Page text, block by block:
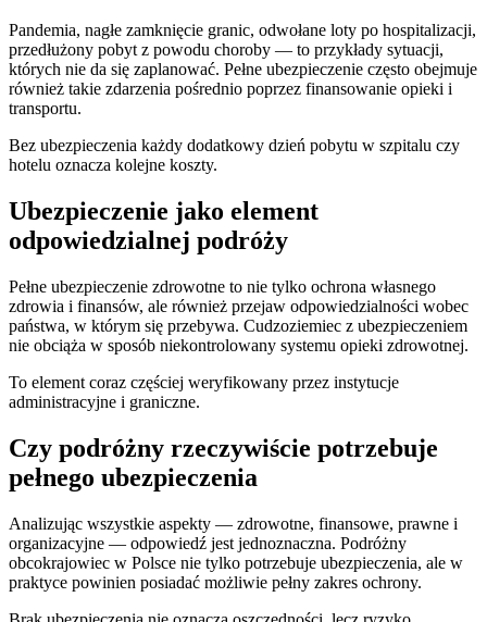
Pandemia, nagłe zamknięcie granic, odwołane loty po hospitalizacji,
przedłużony pobyt z powodu choroby — to przykłady sytuacji,
których nie da się zaplanować. Pełne ubezpieczenie często obejmuje
również takie zdarzenia pośrednio poprzez finansowanie opieki i
transportu.
Bez ubezpieczenia każdy dodatkowy dzień pobytu w szpitalu czy
hotelu oznacza kolejne koszty.
Ubezpieczenie jako element
odpowiedzialnej podróży
Pełne ubezpieczenie zdrowotne to nie tylko ochrona własnego
zdrowia i finansów, ale również przejaw odpowiedzialności wobec
państwa, w którym się przebywa. Cudzoziemiec z ubezpieczeniem
nie obciąża w sposób niekontrolowany systemu opieki zdrowotnej.
To element coraz częściej weryfikowany przez instytucje
administracyjne i graniczne.
Czy podróżny rzeczywiście potrzebuje
pełnego ubezpieczenia
Analizując wszystkie aspekty — zdrowotne, finansowe, prawne i
organizacyjne — odpowiedź jest jednoznaczna. Podróżny
obcokrajowiec w Polsce nie tylko potrzebuje ubezpieczenia, ale w
praktyce powinien posiadać możliwie pełny zakres ochrony.